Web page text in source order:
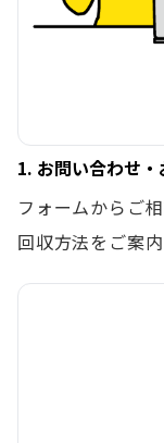
1. お問い合わせ
フォームからご
回収方法をご案内